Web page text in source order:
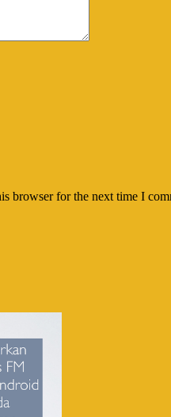
browser for the next time I